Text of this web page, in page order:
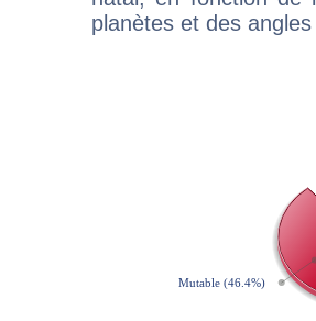
planètes et des